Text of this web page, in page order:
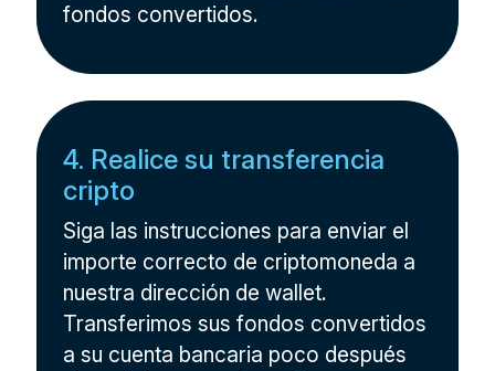
fondos convertidos.
4. Realice su transferencia
cripto
Siga las instrucciones para enviar el
importe correcto de criptomoneda a
nuestra dirección de wallet.
Transferimos sus fondos convertidos
a su cuenta bancaria poco después